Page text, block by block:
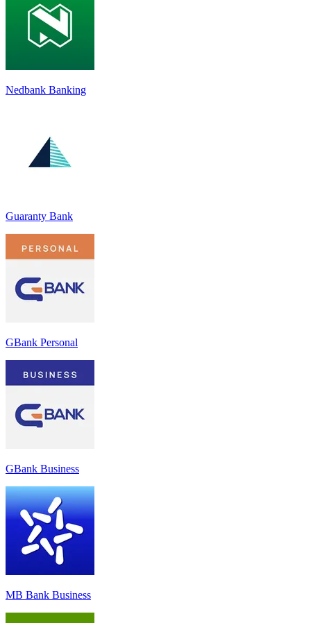
Nedbank Banking
Guaranty Bank
GBank Personal
GBank Business
MB Bank Business